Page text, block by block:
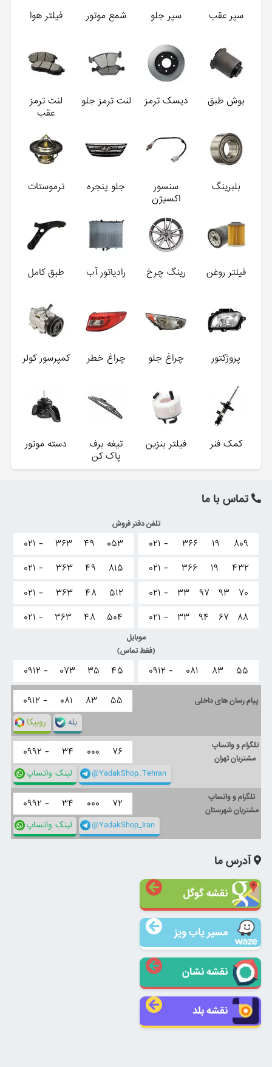
سپر عقب سپر جلو شمع موتور فیلتر هوا
بوش طبق دیسک ترمز لنت ترمز جلو
لنت ترمز
عقب
بلبرینگ
سنسور
اکسیژن
جلو پنجره ترموستات
فیلتر روغن رینگ چرخ رادیاتور آب طبق کامل
پروژکتور چراغ جلو چراغ خطر کمپرسور کولر
کمک فنر فیلتر بنزین
تیغه برف
پاک کن
دسته موتور
تماس با ما
تلفن دفتر فروش
۰۲۱ - ۳۶۶ ۱۹
۸۰۹
۰۲۱ -
۳۶۶ ۱۹
۴۳۲
۰۲۱ -
۳۳ ۹۷ ۹۳
۷۰
۰۲۱ -
۳۳ ۹۴ ۶۷ ۸۸
۰۲۱ - ۳۶۳ ۴۹
۰۵۳
۰۲۱ -
۳۶۳ ۴۹
۸۱۵
۰۲۱ -
۳۶۳ ۴۸
۵۱۲
۰۲۱ -
۳۶۳ ۴۸ ۵۰۴
موبایل
(فقط تماس)
۰۹۱۲ - ۰۸۱ ۸۳ ۵۵ ۰۹۱۲ - ۰۷۳ ۳۵ ۴۵
پیام رسان های داخلی ۰۹۱۲ - ۰۸۱ ۸۳ ۵۵
روبیکا بله
تلگرام و واتساپ
مشتریان تهران
۰۹۹۲ - ۳۴ ۰۰۰ ۷۶
لینک واتساپ @YadakShop_Tehran
تلگرام و واتساپ
مشتریان شهرستان
۰۹۹۲ - ۳۴ ۰۰۰ ۷۲
لینک واتساپ @YadakShop_Iran
آدرس ما
نقشه گوگل
مسیر یاب ویز
نقشه نشان
نقشه بلد